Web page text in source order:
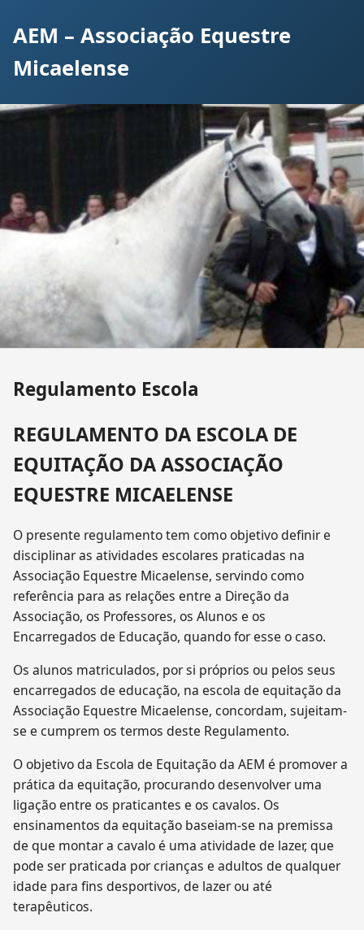
AEM – Associação Equestre
Micaelense
Regulamento Escola
REGULAMENTO DA ESCOLA DE
EQUITAÇÃO DA ASSOCIAÇÃO
EQUESTRE MICAELENSE
O presente regulamento tem como objetivo definir e
disciplinar as atividades escolares praticadas na
Associação Equestre Micaelense, servindo como
referência para as relações entre a Direção da
Associação, os Professores, os Alunos e os
Encarregados de Educação, quando for esse o caso.
Os alunos matriculados, por si próprios ou pelos seus
encarregados de educação, na escola de equitação da
Associação Equestre Micaelense, concordam, sujeitam-
se e cumprem os termos deste Regulamento.
O objetivo da Escola de Equitação da AEM é promover a
prática da equitação, procurando desenvolver uma
ligação entre os praticantes e os cavalos. Os
ensinamentos da equitação baseiam-se na premissa
de que montar a cavalo é uma atividade de lazer, que
pode ser praticada por crianças e adultos de qualquer
idade para fins desportivos, de lazer ou até
terapêuticos.